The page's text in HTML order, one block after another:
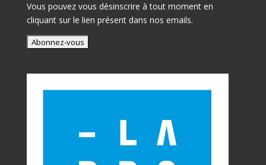
Vous pouvez vous désinscrire à tout moment en
cliquant sur le lien présent dans nos emails.